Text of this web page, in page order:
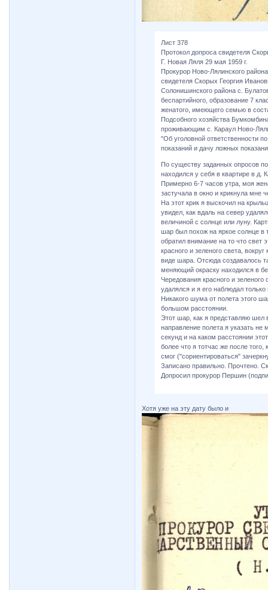
Лист 378
Протокол допроса свидетеля
Г. Новая Ляля 29 мая 1959 г.
Прокурор Ново-Лялинского
свидетеля Скорых Георгия
Солонишинского района с.
беспартийного, образование 7
женатого, имеющего семью в
Подсобного хозяйства
проживающим с. Караул Ново-
"Об уголовной ответственности
показаний и дачу ложных
По существу заданных опросов
находился у себя в квартире в д.
Примерно 6-7 часов утра, моя
застучала в окно и крикнула мне
На этот крик я выскочил на
увидел, как вдаль на север
величиной с солнце или луну.
шар был похож на яркое солнце в
обратил внимание на то что свет
красного и зеленого света,
виде шара. Отсюда создавалось
меняющий окраску находился в
Чередования красного и
удалялся и я его наблюдал
Никакого шума от полета этого
большом расстоянии.
Этот шар, как я представляю шел
направление полета я указать не
секунд и на каком расстоянии
более что я тотчас же после
смог ("сориентироваться"
Записано правильно. Прочтено.
Допросил прокурор Першин
Хотя уже на эту дату было и